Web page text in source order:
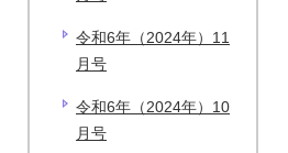
令和6年（2024年）11
月号
令和6年（2024年）10
月号